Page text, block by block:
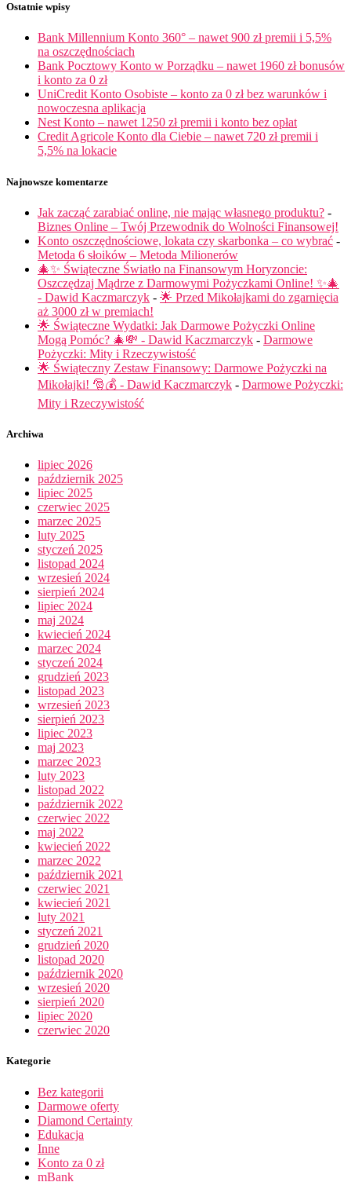
Ostatnie wpisy
Bank Millennium Konto 360° – nawet 900 zł premii i 5,5%
na oszczędnościach
Bank Pocztowy Konto w Porządku – nawet 1960 zł bonusów
i konto za 0 zł
UniCredit Konto Osobiste – konto za 0 zł bez warunków i
nowoczesna aplikacja
Nest Konto – nawet 1250 zł premii i konto bez opłat
Credit Agricole Konto dla Ciebie – nawet 720 zł premii i
5,5% na lokacie
Najnowsze komentarze
Jak zacząć zarabiać online, nie mając własnego produktu? -
Biznes Online – Twój Przewodnik do Wolności Finansowej!
Konto oszczędnościowe, lokata czy skarbonka – co wybrać -
Metoda 6 słoików – Metoda Milionerów
🎄✨ Świąteczne Światło na Finansowym Horyzoncie:
Oszczędzaj Mądrze z Darmowymi Pożyczkami Online! ✨🎄
- Dawid Kaczmarczyk - 🌟 Przed Mikołajkami do zgarnięcia
aż 3000 zł w premiach!
🌟 Świąteczne Wydatki: Jak Darmowe Pożyczki Online
Mogą Pomóc? 🎄💸 - Dawid Kaczmarczyk - Darmowe
Pożyczki: Mity i Rzeczywistość
🌟 Świąteczny Zestaw Finansowy: Darmowe Pożyczki na
Mikołajki! 🎅💰 - Dawid Kaczmarczyk - Darmowe Pożyczki:
Mity i Rzeczywistość
Archiwa
lipiec 2026
październik 2025
lipiec 2025
czerwiec 2025
marzec 2025
luty 2025
styczeń 2025
listopad 2024
wrzesień 2024
sierpień 2024
lipiec 2024
maj 2024
kwiecień 2024
marzec 2024
styczeń 2024
grudzień 2023
listopad 2023
wrzesień 2023
sierpień 2023
lipiec 2023
maj 2023
marzec 2023
luty 2023
listopad 2022
październik 2022
czerwiec 2022
maj 2022
kwiecień 2022
marzec 2022
październik 2021
czerwiec 2021
kwiecień 2021
luty 2021
styczeń 2021
grudzień 2020
listopad 2020
październik 2020
wrzesień 2020
sierpień 2020
lipiec 2020
czerwiec 2020
Kategorie
Bez kategorii
Darmowe oferty
Diamond Certainty
Edukacja
Inne
Konto za 0 zł
mBank